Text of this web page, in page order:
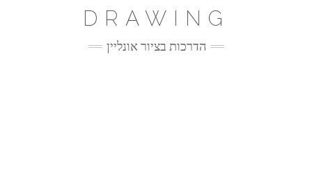
DRAWING
הדרכות בציור אונליין